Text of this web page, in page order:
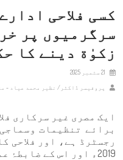
کسی فلاحی
سرگرمیوں پر
زکوٰة دینے کا
پروفیسر ڈاکٹر/ نظیر محمد عیاد -
ایک مصری غیر سرکاری
برائے تنظیمات
2019ء اور اس کے ضابطۂ عمل کے تحت کام کرتی ہے۔